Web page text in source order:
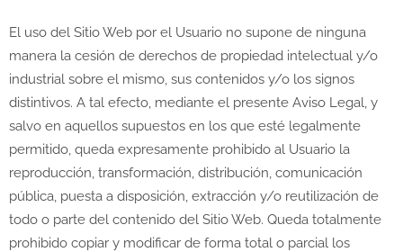
El uso del Sitio Web por el Usuario no supone de ninguna
manera la cesión de derechos de propiedad intelectual y/o
industrial sobre el mismo, sus contenidos y/o los signos
distintivos. A tal efecto, mediante el presente Aviso Legal, y
salvo en aquellos supuestos en los que esté legalmente
permitido, queda expresamente prohibido al Usuario la
reproducción, transformación, distribución, comunicación
pública, puesta a disposición, extracción y/o reutilización de
todo o parte del contenido del Sitio Web. Queda totalmente
prohibido copiar y modificar de forma total o parcial los